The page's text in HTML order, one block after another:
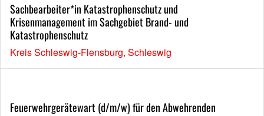
Sachbearbeiter*in Katastrophenschutz und
Krisenmanagement im Sachgebiet Brand- und
Katastrophenschutz
Kreis Schleswig-Flensburg, Schleswig
Feuerwehrgerätewart (d/m/w) für den Abwehrenden